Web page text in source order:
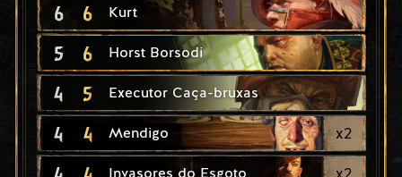
6 6 Kurt
5 6 Horst Borsodi
4 5 Executor Caça-bruxas
4 4 Mendigo x2
Invasores do Esgoto